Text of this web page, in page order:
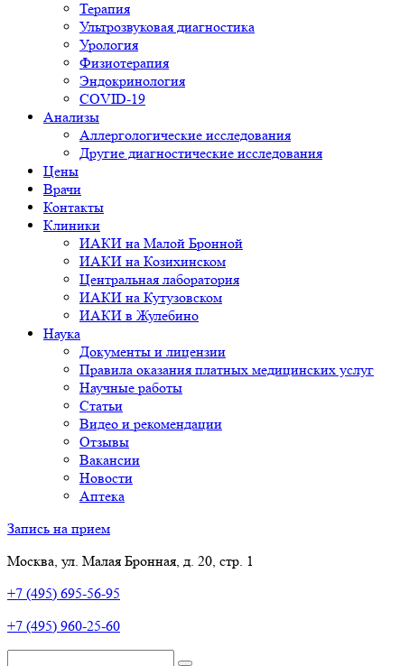
Терапия
Ультрозвуковая диагностика
Урология
Физиотерапия
Эндокринология
COVID-19
Анализы
Аллергологические исследования
Другие диагностические исследования
Цены
Врачи
Контакты
Клиники
ИАКИ на Малой Бронной
ИАКИ на Козихинском
Центральная лаборатория
ИАКИ на Кутузовском
ИАКИ в Жулебино
Наука
Документы и лицензии
Правила оказания платных медицинских услуг
Научные работы
Статьи
Видео и рекомендации
Отзывы
Вакансии
Новости
Аптека
Запись на прием
Москва, ул. Малая Бронная, д. 20, стр. 1
+7 (495) 695-56-95
+7 (495) 960-25-60